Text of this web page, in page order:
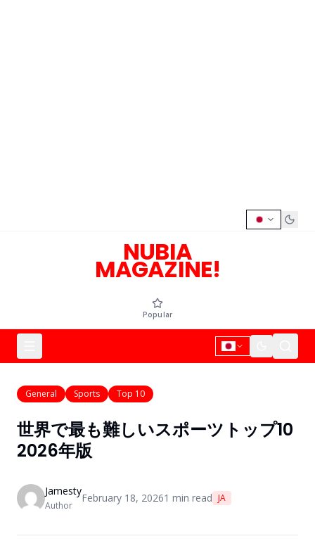
NUBIA
MAGAZINE!
Popular
General Sports Top 10
世界で最も難しいスポーツトップ10
2026年版
Jamesty
Author
February 18, 20261 min read JA